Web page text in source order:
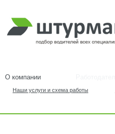
О компании
Наши услуги и схема работы